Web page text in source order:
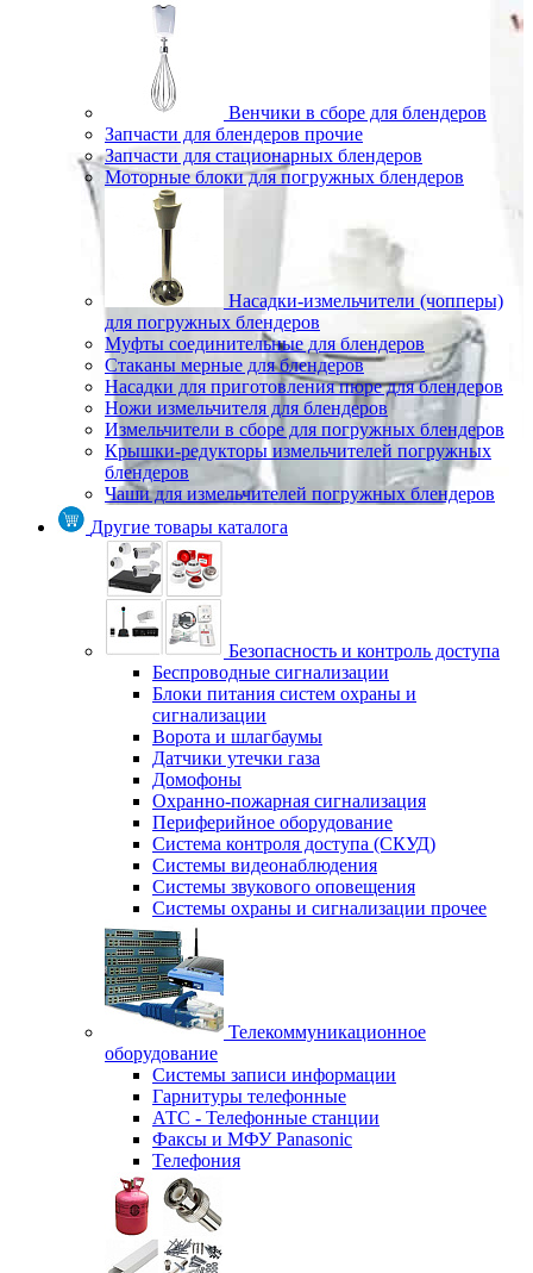
Венчики в сборе для блендеров
Запчасти для блендеров прочие
Запчасти для стационарных блендеров
Моторные блоки для погружных блендеров
Насадки-измельчители (чопперы)
для погружных блендеров
Муфты соединительные для блендеров
Стаканы мерные для блендеров
Насадки для приготовления пюре для блендеров
Ножи измельчителя для блендеров
Измельчители в сборе для погружных блендеров
Крышки-редукторы измельчителей погружных
блендеров
Чаши для измельчителей погружных блендеров
Другие товары каталога
Безопасность и контроль доступа
Беспроводные сигнализации
Блоки питания систем охраны и
сигнализации
Ворота и шлагбаумы
Датчики утечки газа
Домофоны
Охранно-пожарная сигнализация
Периферийное оборудование
Система контроля доступа (СКУД)
Системы видеонаблюдения
Системы звукового оповещения
Системы охраны и сигнализации прочее
Телекоммуникационное
оборудование
Системы записи информации
Гарнитуры телефонные
АТС - Телефонные станции
Факсы и МФУ Panasonic
Телефония